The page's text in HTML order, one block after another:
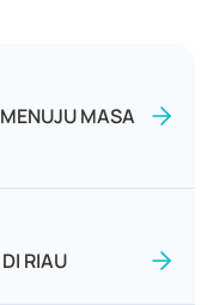
MASA
RIAU